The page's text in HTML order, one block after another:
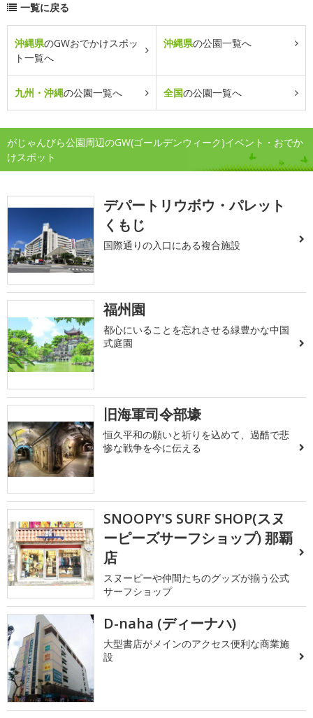
一覧に戻る
沖縄県のGWおでかけスポッ
ト一覧へ
沖縄県の公園一覧へ
九州・沖縄の公園一覧へ 全国の公園一覧へ
がじゃんびら公園周辺のGW(ゴールデンウィーク)イベント・おでか
けスポット
デパートリウボウ・パレット
くもじ
国際通りの入口にある複合施設
福州園
都心にいることを忘れさせる緑豊かな中国
式庭園
旧海軍司令部壕
恒久平和の願いと祈りを込めて、過酷で悲
惨な戦争を今に伝える
SNOOPY'S SURF SHOP(スヌ
ーピーズサーフショップ) 那覇
店
スヌーピーや仲間たちのグッズが揃う公式
サーフショップ
D-naha (ディーナハ)
大型書店がメインのアクセス便利な商業施
設